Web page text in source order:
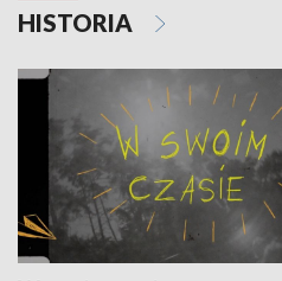
HISTORIA